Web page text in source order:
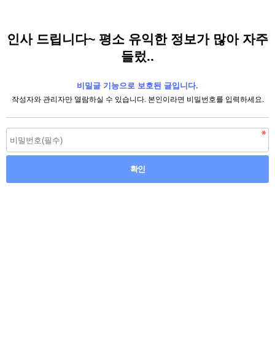
인사 드립니다~ 평소 유익한 정보가 많아 자주
들렀..
비밀글 기능으로 보호된 글입니다.
작성자와 관리자만 열람하실 수 있습니다. 본인이라면 비밀번호를 입력하세요.